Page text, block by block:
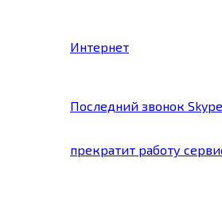
Интернет
Последний звонок
прекратит работу